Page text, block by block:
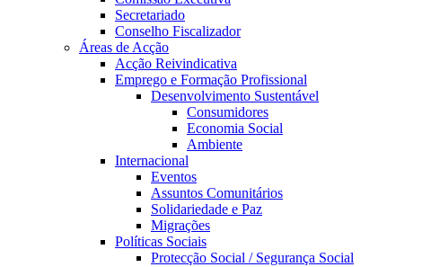
Secretariado
Conselho Fiscalizador
Áreas de Acção
Acção Reivindicativa
Emprego e Formação Profissional
Desenvolvimento Sustentável
Consumidores
Economia Social
Ambiente
Internacional
Eventos
Assuntos Comunitários
Solidariedade e Paz
Migrações
Políticas Sociais
Protecção Social / Segurança Social